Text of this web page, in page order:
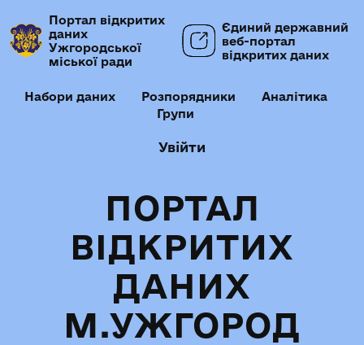
Портал відкритих
даних
Ужгородської
міської ради
Єдиний державний
веб-портал
відкритих даних
Набори даних Розпорядники
Аналітика
Групи
Увійти
ПОРТАЛ
ВІДКРИТИХ
ДАНИХ
М.УЖГОРОД